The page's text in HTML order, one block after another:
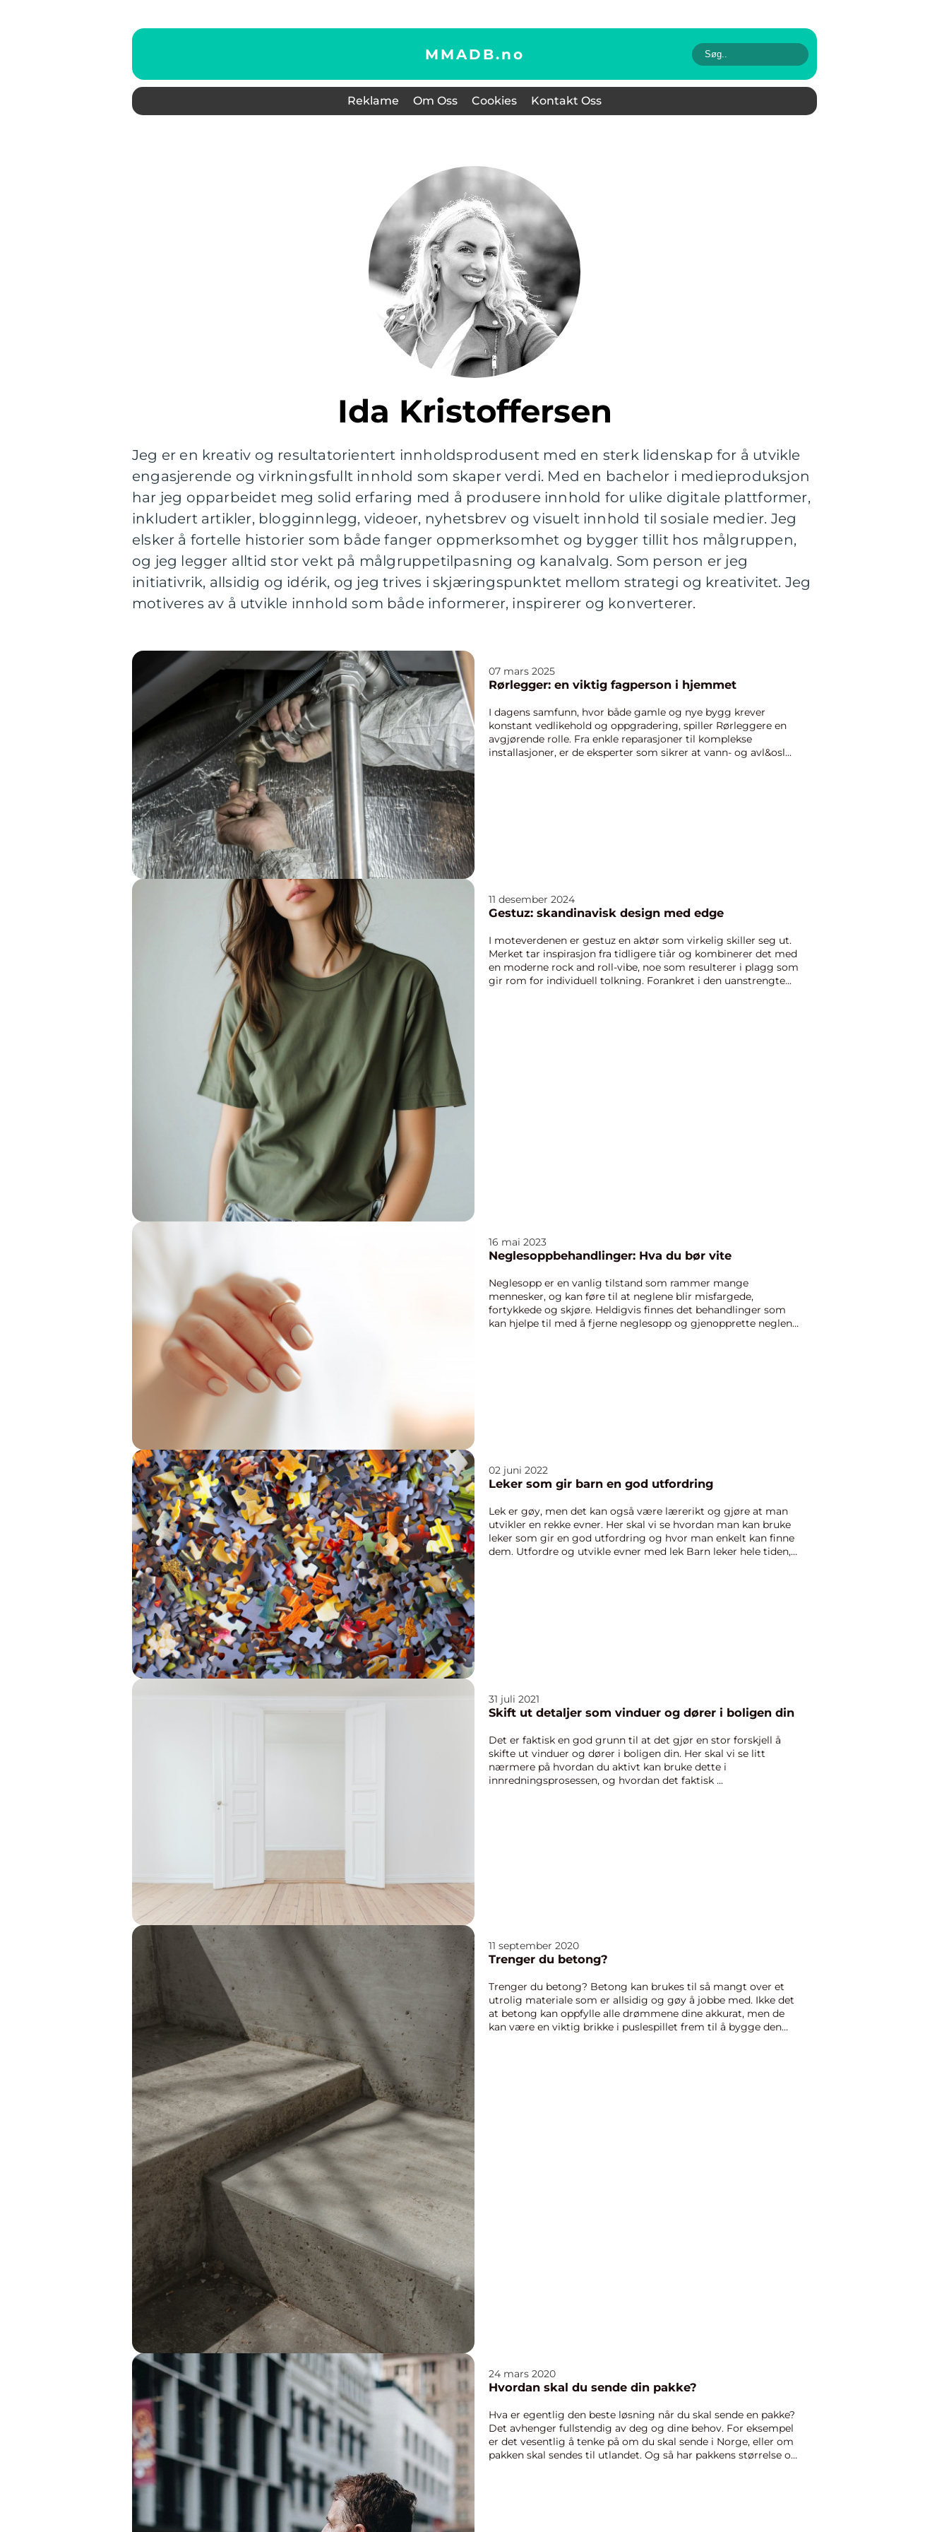
MMADB.no
Reklame Om Oss Cookies Kontakt Oss
Ida Kristoffersen
Jeg er en kreativ og resultatorientert innholdsprodusent med en sterk lidenskap for å utvikle
engasjerende og virkningsfullt innhold som skaper verdi. Med en bachelor i medieproduksjon
har jeg opparbeidet meg solid erfaring med å produsere innhold for ulike digitale plattformer,
inkludert artikler, blogginnlegg, videoer, nyhetsbrev og visuelt innhold til sosiale medier. Jeg
elsker å fortelle historier som både fanger oppmerksomhet og bygger tillit hos målgruppen,
og jeg legger alltid stor vekt på målgruppetilpasning og kanalvalg. Som person er jeg
initiativrik, allsidig og idérik, og jeg trives i skjæringspunktet mellom strategi og kreativitet. Jeg
motiveres av å utvikle innhold som både informerer, inspirerer og konverterer.
07 mars 2025
Rørlegger: en viktig fagperson i hjemmet
I dagens samfunn, hvor både gamle og nye bygg krever
konstant vedlikehold og oppgradering, spiller Rørleggere en
avgjørende rolle. Fra enkle reparasjoner til komplekse
installasjoner, er de eksperter som sikrer at vann- og avl&osl...
11 desember 2024
Gestuz: skandinavisk design med edge
I moteverdenen er gestuz en aktør som virkelig skiller seg ut.
Merket tar inspirasjon fra tidligere tiår og kombinerer det med
en moderne rock and roll-vibe, noe som resulterer i plagg som
gir rom for individuell tolkning. Forankret i den uanstrengte...
16 mai 2023
Neglesoppbehandlinger: Hva du bør vite
Neglesopp er en vanlig tilstand som rammer mange
mennesker, og kan føre til at neglene blir misfargede,
fortykkede og skjøre. Heldigvis finnes det behandlinger som
kan hjelpe til med å fjerne neglesopp og gjenopprette neglene
02 juni 2022
Leker som gir barn en god utfordring
Lek er gøy, men det kan også være lærerikt og gjøre at man
utvikler en rekke evner. Her skal vi se hvordan man kan bruke
leker som gir en god utfordring og hvor man enkelt kan finne
dem. Utfordre og utvikle evner med lek Barn leker hele tiden,
31 juli 2021
Skift ut detaljer som vinduer og dører i boligen din
Det er faktisk en god grunn til at det gjør en stor forskjell å
skifte ut vinduer og dører i boligen din. Her skal vi se litt
nærmere på hvordan du aktivt kan bruke dette i
innredningsprosessen, og hvordan det faktisk ...
11 september 2020
Trenger du betong?
Trenger du betong? Betong kan brukes til så mangt over et
utrolig materiale som er allsidig og gøy å jobbe med. Ikke det
at betong kan oppfylle alle drømmene dine akkurat, men de
kan være en viktig brikke i puslespillet frem til å bygge den
24 mars 2020
Hvordan skal du sende din pakke?
Hva er egentlig den beste løsning når du skal sende en pakke?
Det avhenger fullstendig av deg og dine behov. For eksempel
er det vesentlig å tenke på om du skal sende i Norge, eller om
pakken skal sendes til utlandet. Og så har pakkens størrelse og